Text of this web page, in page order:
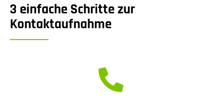
3 einfache Schritte zur
Kontaktaufnahme